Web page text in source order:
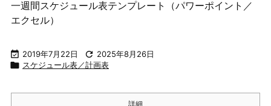
一週間スケジュール表テンプレート（パワーポイント／
エクセル）
 2019年7月22日  2025年8月26日
 スケジュール表／計画表
詳細